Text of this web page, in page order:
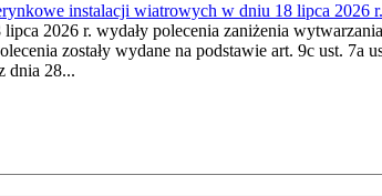
instalacji wiatrowych w dniu 18 lipca 2026 r.
2026 r. wydały polecenia zaniżenia
zostały wydane na podstawie art. 9c ust.
dnia 28...